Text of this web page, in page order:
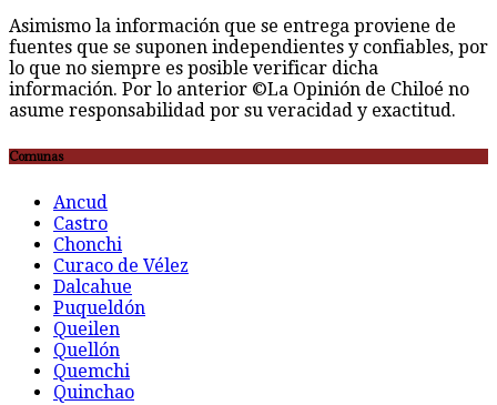
Asimismo la información que se entrega proviene de
fuentes que se suponen independientes y confiables, por
lo que no siempre es posible verificar dicha
información. Por lo anterior ©La Opinión de Chiloé no
asume responsabilidad por su veracidad y exactitud.
Comunas
Ancud
Castro
Chonchi
Curaco de Vélez
Dalcahue
Puqueldón
Queilen
Quellón
Quemchi
Quinchao